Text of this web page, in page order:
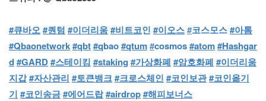
#큐바오#퀀텀 #이더리움#비트코인 #이오스#코스모스#아톰
#Qbaonetwork#qbt#qbao#qtum#cosmos#atom#Hashgar
d#GARD#스테이킹 #staking #가상화폐 #암호화폐 #이더리움
지갑#자산관리 #토큰뱅크#크로스체인 #코인보관#코인옮기
기 #코인송금#에어드랍#airdrop#해피보너스